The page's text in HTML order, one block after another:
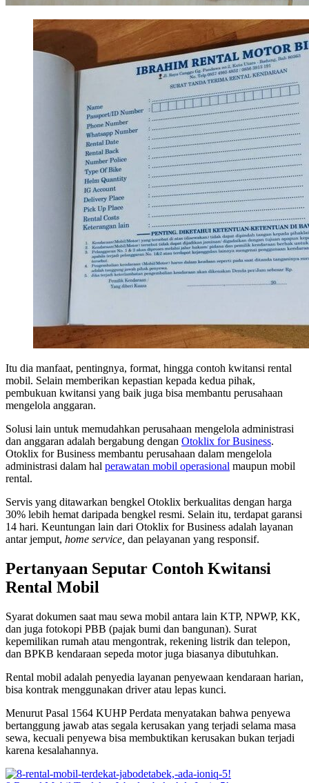
Itu dia manfaat, pentingnya, format, hingga contoh kwitansi rental
mobil. Selain memberikan kepastian kepada kedua pihak,
pembukuan kwitansi yang baik juga bisa membantu perusahaan
mengelola anggaran.
Solusi lain untuk memudahkan perusahaan mengelola administrasi
dan anggaran adalah bergabung dengan Otoklix for Business.
Otoklix for Business membantu perusahaan dalam mengelola
administrasi dalam hal perawatan mobil operasional maupun mobil
rental.
Servis yang ditawarkan bengkel Otoklix berkualitas dengan harga
30% lebih hemat daripada bengkel resmi. Selain itu, terdapat garansi
14 hari. Keuntungan lain dari Otoklix for Business adalah layanan
antar jemput, home service, dan pelayanan yang responsif.
Pertanyaan Seputar Contoh Kwitansi
Rental Mobil
Syarat dokumen saat mau sewa mobil antara lain KTP, NPWP, KK,
dan juga fotokopi PBB (pajak bumi dan bangunan). Surat
kepemilikan rumah atau mengontrak, rekening listrik dan telepon,
dan BPKB kendaraan sepeda motor juga biasanya dibutuhkan.
Rental mobil adalah penyedia layanan penyewaan kendaraan harian,
bisa kontrak menggunakan driver atau lepas kunci.
Menurut Pasal 1564 KUHP Perdata menyatakan bahwa penyewa
bertanggung jawab atas segala kerusakan yang terjadi selama masa
sewa, kecuali penyewa bisa membuktikan kerusakan bukan terjadi
karena kesalahannya.